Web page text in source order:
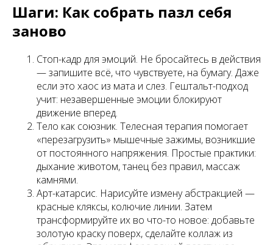
Шаги: Как собрать пазл себя
заново
Стоп-кадр для эмоций. Не бросайтесь в действия
— запишите всё, что чувствуете, на бумагу. Даже
если это хаос из мата и слез. Гештальт-подход
учит: незавершенные эмоции блокируют
движение вперед.
Тело как союзник. Телесная терапия помогает
«перезагрузить» мышечные зажимы, возникшие
от постоянного напряжения. Простые практики:
дыхание животом, танец без правил, массаж
камнями.
Арт-катарсис. Нарисуйте измену абстракцией —
красные кляксы, колючие линии. Затем
трансформируйте их во что-то новое: добавьте
золотую краску поверх, сделайте коллаж из